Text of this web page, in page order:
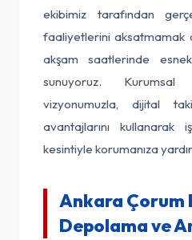
ekibimiz tarafından
faaliyetlerini aksatmamak
akşam saatlerinde
sunuyoruz. Kurumsal
vizyonumuzla, dijital
avantajlarını
kesintiyle korumanıza
Ankara Çorum
Depolama ve